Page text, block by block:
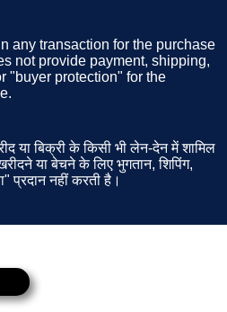
any transaction for the purchase
not provide payment, shipping,
"buyer protection" for the
या बिक्री के किसी भी लेन-देन में शामिल
या बेचने के लिए भुगतान, शिपिंग,
प्रदान नहीं करती है।